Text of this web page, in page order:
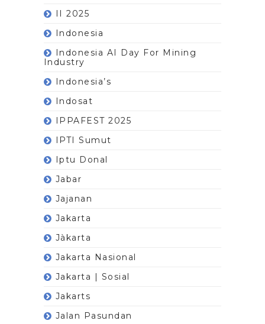
II 2025
Indonesia
Indonesia AI Day For Mining
Industry
Indonesia’s
Indosat
IPPAFEST 2025
IPTI Sumut
Iptu Donal
Jabar
Jajanan
Jakarta
Jàkarta
Jakarta Nasional
Jakarta | Sosial
Jakarts
Jalan Pasundan